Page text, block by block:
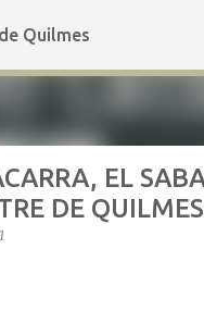
Ir al contenido principal
Quilmes
EL
DE QUILMES